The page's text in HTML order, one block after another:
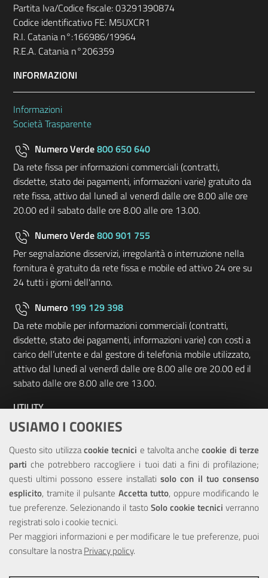
USIAMO I COOKIES
Questo sito utilizzacookie tecnici e talvolta anchecookie di terze
parti che potrebbero raccogliere i tuoi dati a fini di profilazione;
questi ultimi possono essere installatisolo con il tuo consenso
esplicito, tramite il pulsante Accetta tutto, oppure modificando le
tue preferenze. Selezionando il tasto Solo cookie tecnici verranno
registrati solo i cookie tecnici.
Per maggiori informazioni e per modificare le tue preferenze, puoi
consultare la nostraPrivacy policy.
Partita Iva/Codice fiscale: 03291390874
Codice identificativo FE: M5UXCR1
R.I. Catania n°:166986/19964
R.E.A. Catania n°206359
INFORMAZIONI
Informazioni
Società Trasparente
Numero Verde800 650 640
Da rete fissa per informazioni commerciali (contratti,
disdette, stato dei pagamenti, informazioni varie) gratuito da
rete fissa, attivo dal lunedì al venerdì dalle ore 8.00 alle ore
20.00 ed il sabato dalle ore 8.00 alle ore 13.00.
Numero Verde800 901 755
Per segnalazione disservizi, irregolarità o interruzione nella
fornitura è gratuito da rete fissa e mobile ed attivo 24 ore su
24 tutti i giorni dell'anno.
Numero 199 129 398
Da rete mobile per informazioni commerciali (contratti,
disdette, stato dei pagamenti, informazioni varie) con costi a
carico dell’utente e dal gestore di telefonia mobile utilizzato,
attivo dal lunedì al venerdì dalle ore 8.00 alle ore 20.00 ed il
sabato dalle ore 8.00 alle ore 13.00.
UTILITY
Sitemap
NOTE LEGALI
Note Legali
Privacy
Dichiarazione di accessibilità